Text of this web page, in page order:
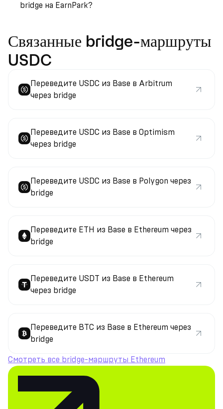
bridge на EarnPark?
Связанные bridge-маршруты
USDC
Переведите USDC из Base в Arbitrum
через bridge
Переведите USDC из Base в Optimism
через bridge
Переведите USDC из Base в Polygon через
bridge
Переведите ETH из Base в Ethereum через
bridge
Переведите USDT из Base в Ethereum
через bridge
Переведите BTC из Base в Ethereum через
bridge
Смотреть все bridge-маршруты Ethereum